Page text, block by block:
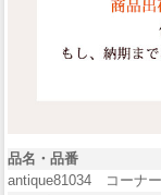
品名・品番
antique81034 コーナ